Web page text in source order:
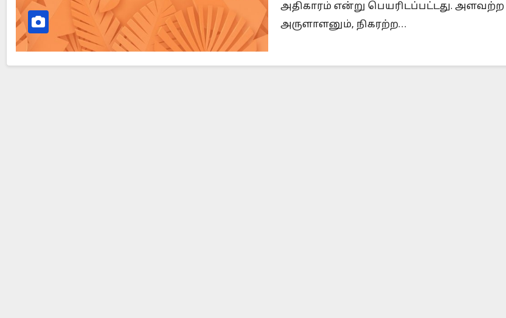
அதிகாரம் என்று பெயரிடப்பட்டது. அளவற்ற
அருளாளனும், நிகரற்ற…
Did Jesus Resurrect on Sunday or Monday? Is Prophet Muhammad superior to Jesus?